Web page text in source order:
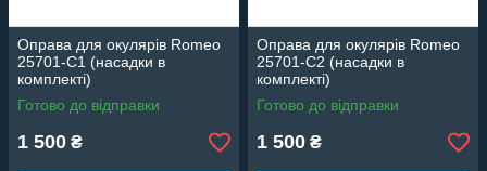
Оправа для окулярів Romeo
25701-C1 (насадки в
комплекті)
Готово до відправки
1 500 ₴
Оправа для окулярів Romeo
25701-C2 (насадки в
комплекті)
Готово до відправки
1 500 ₴